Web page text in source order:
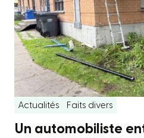
Actualités Faits divers
Un automobiliste